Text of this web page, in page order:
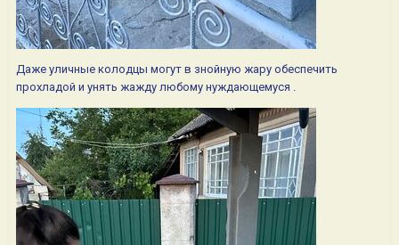
Даже уличные колодцы могут в знойную жару обеспечить
прохладой и унять жажду любому нуждающемуся .